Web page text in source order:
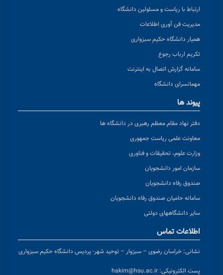
ارتباط با ریاست و مسئولین دانشگاه
مدیریت فن آوری اطلاعات
همیار دانشگاه حکیم سبزواری
تکریم ارباب رجوع
سامانه گزارش اتصال به اینترنت
مهمانسرای دانشگاه
پیوند ها
دفتر نهاد مقام معظم رهبری در دانشگاه ها
معاونت علمی ریاست جمهوری
وزارت علوم، تحقیقات و فناوری
سازمان امور دانشجویان
صندوق رفاه دانشجویان
سامانه حامیان صندوق رفاه دانشجویان
سایر دانشگاههای دولتی
اطلاعات تماس
نشانی: خراسان رضوی – سبزوار – توحید شهر- پردیس دانشگاه حکیم سبزواری
پست الکترونیکی: hakim@hsu.ac.ir